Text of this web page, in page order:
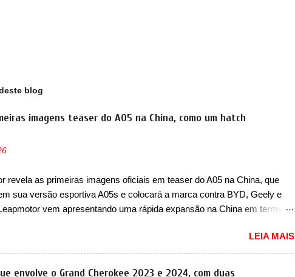
blog
imagens teaser do A05 na China, como um hatch
revela as primeiras imagens oficiais em teaser do A05 na China, que
sua versão esportiva A05s e colocará a marca contra BYD, Geely e
vem apresentando uma rápida expansão na China em termos
à sua linha. Posicionado entre o T03 e o B05, a marca revelou as
teaser do A05, que nas imagens apareceu em sua versão mais
o A05s. Previsto para ser lançado ainda neste ano na China, o compacto
LEIA MAIS
envolve o Grand Cherokee 2023 e 2024, com duas